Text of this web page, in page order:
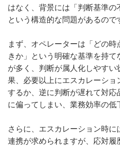
はなく、背景には「判断基準の
という構造的な問題があるので
まず、オペレーターは「どの
きか」という明確な基準を持て
が多く、判断が属人化しやす
果、必要以上にエスカレーショ
するか、逆に判断が遅れて対
に偏ってしまい、業務効率の低
さらに、エスカレーション時
連携が求められますが、応対履